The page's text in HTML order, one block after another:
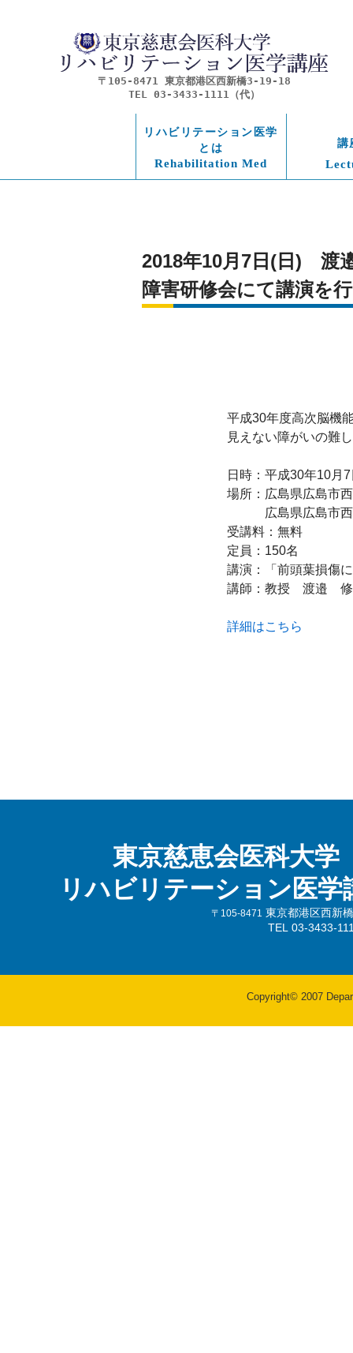
〒105-8471 東京都港区西新橋3-19-18
TEL 03-3433-1111（代）
リハビリテーション医学
とは
Rehabilitation Med
講
2018年10月7日(日)　渡
障害研修会にて講演を
平成30年度高次脳機
見えない障がいの難
日時：平成30年10月
場所：広島県広島市
広島県広島市西
受講料：無料
定員：150名
講演：「前頭葉損傷
講師：教授　渡邉　
詳細はこちら
東京慈恵会医科大学
リハビリテーション医学
〒105-8471
東京都港区西新
TEL 03-3433-
Copyright© 2007